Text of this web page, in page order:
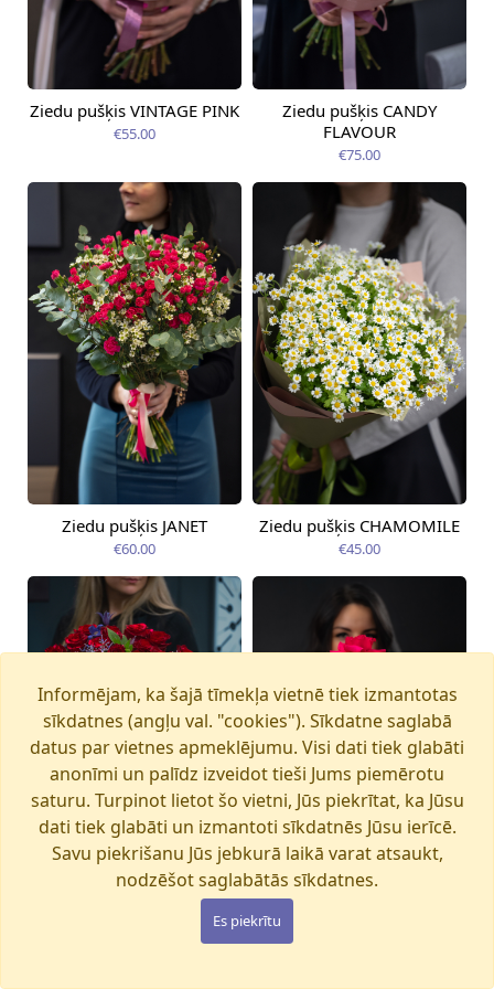
Pieejama no
12.08.2026
Ziedu pušķis VINTAGE PINK
€55.00
Pieejama no
09.08.2026
Ziedu pušķis CANDY
FLAVOUR
€75.00
Pieejama no
12.08.2026
Ziedu pušķis JANET
€60.00
Pieejams šodien
Ziedu pušķis CHAMOMILE
€45.00
Ziedu pušķis PINK PANTHER
Informējam, ka šajā tīmekļa vietnē tiek izmantotas
sīkdatnes (angļu val. "cookies"). Sīkdatne saglabā
datus par vietnes apmeklējumu. Visi dati tiek glabāti
anonīmi un palīdz izveidot tieši Jums piemērotu
saturu. Turpinot lietot šo vietni, Jūs piekrītat, ka Jūsu
dati tiek glabāti un izmantoti sīkdatnēs Jūsu ierīcē.
Savu piekrišanu Jūs jebkurā laikā varat atsaukt,
nodzēšot saglabātās sīkdatnes.
Es piekrītu